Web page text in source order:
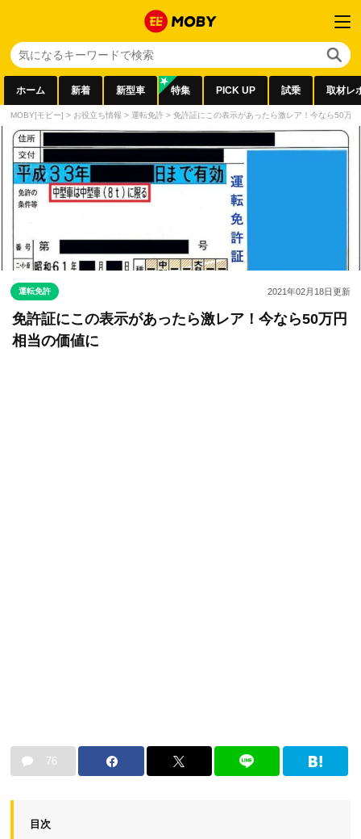
ホーム 新着 新型車 特集 PICK UP 試乗 取材レ
MOBY[モビー] > お役立ち情報 > 運転免許 > 免許証にこの表示があったら激レア！今なら50万
運転免許 2021年02月18日更新
免許証にこの表示があったら激レア！今なら50万円
相当の価値に
76
目次